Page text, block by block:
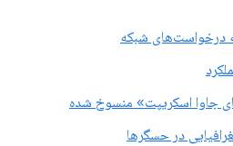
درخواست‌های شبکه
جاوا اسکریپت» منسوخ شده
در حسگرها